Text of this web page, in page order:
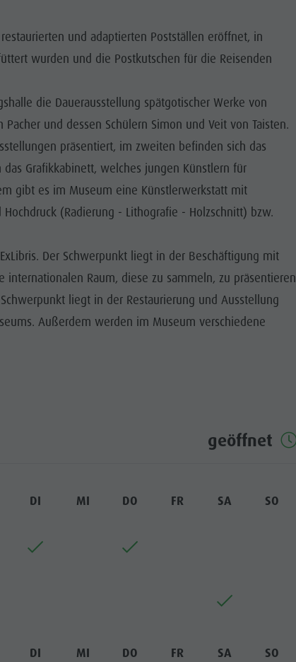
& UMGEBUNG
EVENTS
und adaptierten Postställen eröffnet, in
wurden und die Postkutschen für die Reisenden
die Dauerausstellung spätgotischer Werke von
und dessen Schülern Simon und Veit von Taisten.
präsentiert, im zweiten befinden sich das
Grafikkabinett, welches jungen Künstlern für
gibt es im Museum eine Künstlerwerkstatt mit
(Radierung - Lithografie - Holzschnitt) bzw.
Der Schwerpunkt liegt in der Beschäftigung mit
internationalen Raum, diese zu sammeln, zu präsentieren
liegt in der Restaurierung und Ausstellung
Außerdem werden im Museum verschiedene
geöffnet
DI MI DO FR SA SO
DI MI DO FR SA SO